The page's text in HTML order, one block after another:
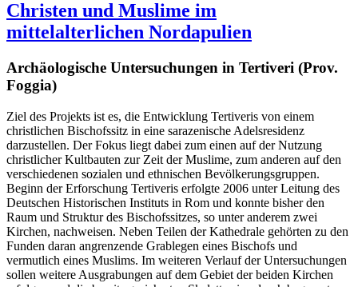
Christen und Muslime im
mittelalterlichen Nordapulien
Archäologische Untersuchungen in Tertiveri (Prov.
Foggia)
Ziel des Projekts ist es, die Entwicklung Tertiveris von einem
christlichen Bischofssitz in eine sarazenische Adelsresidenz
darzustellen. Der Fokus liegt dabei zum einen auf der Nutzung
christlicher Kultbauten zur Zeit der Muslime, zum anderen auf den
verschiedenen sozialen und ethnischen Bevölkerungsgruppen.
Beginn der Erforschung Tertiveris erfolgte 2006 unter Leitung des
Deutschen Historischen Instituts in Rom und konnte bisher den
Raum und Struktur des Bischofssitzes, so unter anderem zwei
Kirchen, nachweisen. Neben Teilen der Kathedrale gehörten zu den
Funden daran angrenzende Grablegen eines Bischofs und
vermutlich eines Muslims. Im weiteren Verlauf der Untersuchungen
sollen weitere Ausgrabungen auf dem Gebiet der beiden Kirchen